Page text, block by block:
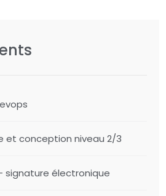
et conception niveau 2/3
signature électronique